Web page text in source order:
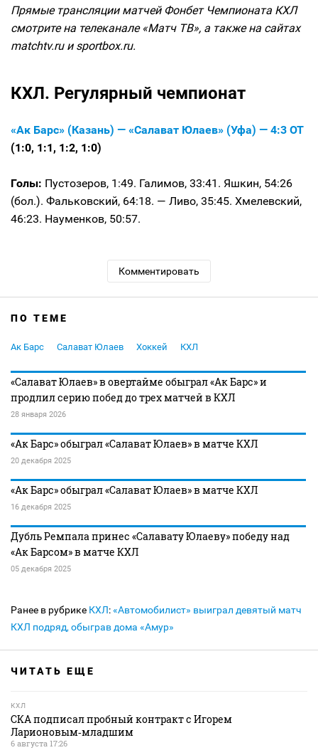
Прямые трансляции матчей Фонбет Чемпионата КХЛ
смотрите на телеканале «Матч ТВ», а также на сайтах
matchtv.ru и sportbox.ru.
КХЛ. Регулярный чемпионат
«Ак Барс» (Казань) — «Салават Юлаев» (Уфа) — 4:3 ОТ
(1:0, 1:1, 1:2, 1:0)
Голы: Пустозеров, 1:49. Галимов, 33:41. Яшкин, 54:26
(бол.). Фальковский, 64:18. — Ливо, 35:45. Хмелевский,
46:23. Науменков, 50:57.
Комментировать
ПО ТЕМЕ
Ак Барс Салават Юлаев Хоккей КХЛ
«Салават Юлаев» в овертайме обыграл «Ак Барс» и
продлил серию побед до трех матчей в КХЛ
28 января 2026
«Ак Барс» обыграл «Салават Юлаев» в матче КХЛ
20 декабря 2025
«Ак Барс» обыграл «Салават Юлаев» в матче КХЛ
16 декабря 2025
Дубль Ремпала принес «Салавату Юлаеву» победу над
«Ак Барсом» в матче КХЛ
05 декабря 2025
Ранее в рубрике КХЛ:«Автомобилист» выиграл девятый матч
КХЛ подряд, обыграв дома «Амур»
ЧИТАТЬ ЕЩЕ
КХЛ
СКА подписал пробный контракт с Игорем
Ларионовым‑младшим
6 августа 17:26